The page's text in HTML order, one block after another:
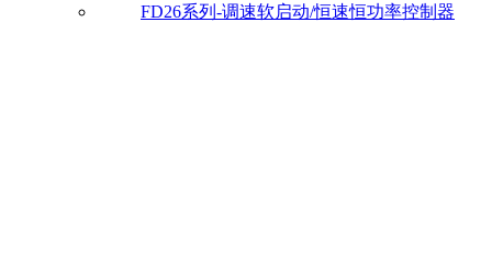
FD26系列-调速软启动/恒速恒功率控制器